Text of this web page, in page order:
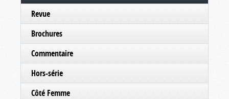
Revue
Brochures
Commentaire
Hors-série
Côté Femme